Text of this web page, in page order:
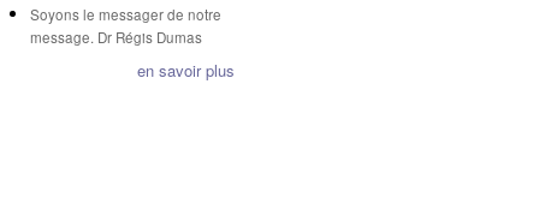
Soyons le messager de notre
message. Dr Régis Dumas
en savoir plus